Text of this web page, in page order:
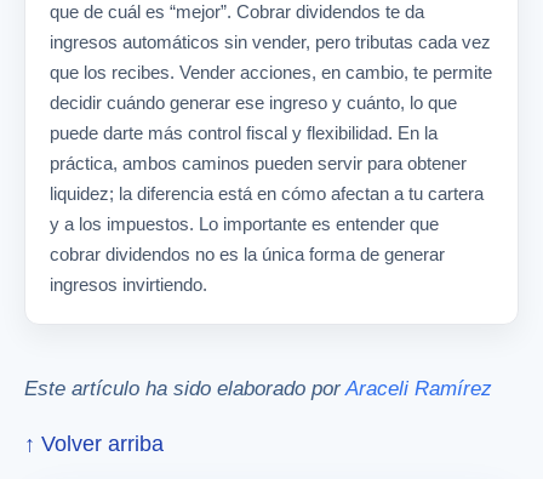
que de cuál es “mejor”. Cobrar dividendos te da
ingresos automáticos sin vender, pero tributas cada vez
que los recibes. Vender acciones, en cambio, te permite
decidir cuándo generar ese ingreso y cuánto, lo que
puede darte más control fiscal y flexibilidad. En la
práctica, ambos caminos pueden servir para obtener
liquidez; la diferencia está en cómo afectan a tu cartera
y a los impuestos. Lo importante es entender que
cobrar dividendos no es la única forma de generar
ingresos invirtiendo.
Este artículo ha sido elaborado porAraceli Ramírez
↑ Volver arriba